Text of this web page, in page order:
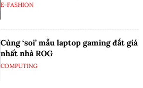
E-FASHION
Cùng ‘soi’ mẫu laptop gaming đắt giá
nhất nhà ROG
COMPUTING